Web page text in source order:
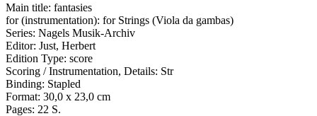
Main title: fantasies
for (instrumentation): for Strings (Viola da gambas)
Series: Nagels Musik-Archiv
Editor: Just, Herbert
Edition Type: score
Scoring / Instrumentation, Details: Str
Binding: Stapled
Format: 30,0 x 23,0 cm
Pages: 22 S.